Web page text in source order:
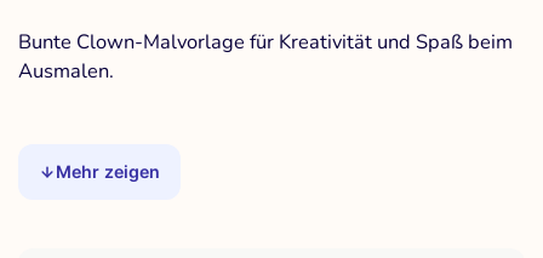
Bunte Clown-Malvorlage für Kreativität und Spaß beim
Ausmalen.
Mehr zeigen